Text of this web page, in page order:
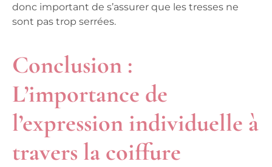
donc important de s’assurer que les tresses ne
sont pas trop serrées.
Conclusion :
L’importance de
l’expression individuelle à
travers la coiffure